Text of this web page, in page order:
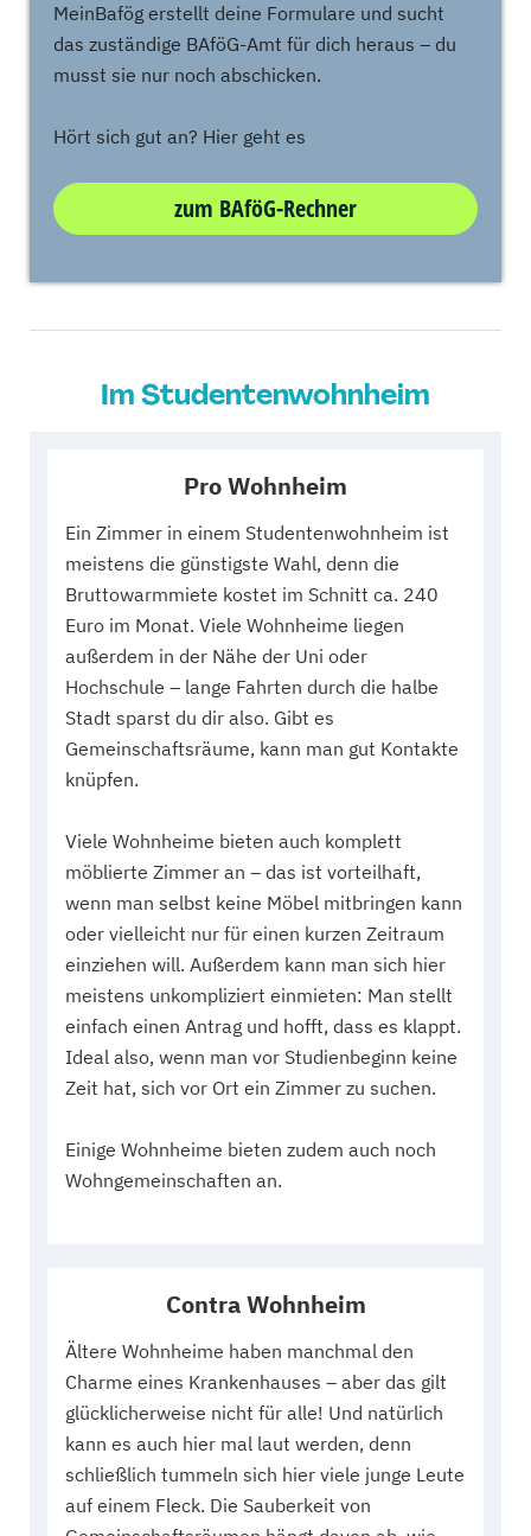
MeinBafög erstellt deine Formulare und sucht
das zuständige BAföG-Amt für dich heraus – du
musst sie nur noch abschicken.
Hört sich gut an? Hier geht es
zum BAföG-Rechner
Im Studentenwohnheim
Pro Wohnheim
Ein Zimmer in einem Studentenwohnheim ist
meistens die günstigste Wahl, denn die
Bruttowarmmiete kostet im Schnitt ca. 240
Euro im Monat. Viele Wohnheime liegen
außerdem in der Nähe der Uni oder
Hochschule – lange Fahrten durch die halbe
Stadt sparst du dir also. Gibt es
Gemeinschaftsräume, kann man gut Kontakte
knüpfen.
Viele Wohnheime bieten auch komplett
möblierte Zimmer an – das ist vorteilhaft,
wenn man selbst keine Möbel mitbringen kann
oder vielleicht nur für einen kurzen Zeitraum
einziehen will. Außerdem kann man sich hier
meistens unkompliziert einmieten: Man stellt
einfach einen Antrag und hofft, dass es klappt.
Ideal also, wenn man vor Studienbeginn keine
Zeit hat, sich vor Ort ein Zimmer zu suchen.
Einige Wohnheime bieten zudem auch noch
Wohngemeinschaften an.
Contra Wohnheim
Ältere Wohnheime haben manchmal den
Charme eines Krankenhauses – aber das gilt
glücklicherweise nicht für alle! Und natürlich
kann es auch hier mal laut werden, denn
schließlich tummeln sich hier viele junge Leute
auf einem Fleck. Die Sauberkeit von